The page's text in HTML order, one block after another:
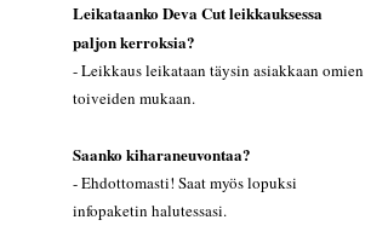
Leikataanko Deva Cut leikkauksessa
paljon kerroksia?
- Leikkaus leikataan täysin asiakkaan omien
toiveiden mukaan.
Saanko kiharaneuvontaa?
- Ehdottomasti! Saat myös lopuksi
infopaketin halutessasi.